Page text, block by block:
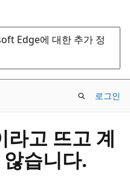
Edge에 대한 추가 정
로그인
라고 뜨고 계
습니다.